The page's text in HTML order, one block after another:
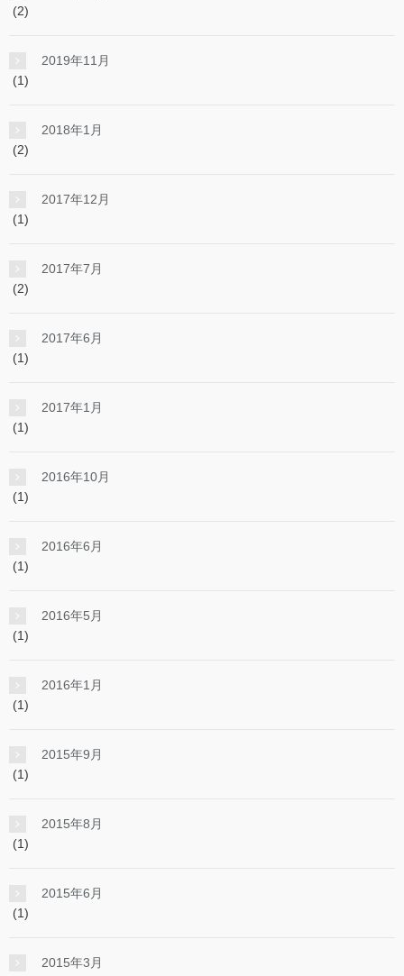
(2)
2019年11月
(1)
2018年1月
(2)
2017年12月
(1)
2017年7月
(2)
2017年6月
(1)
2017年1月
(1)
2016年10月
(1)
2016年6月
(1)
2016年5月
(1)
2016年1月
(1)
2015年9月
(1)
2015年8月
(1)
2015年6月
(1)
2015年3月